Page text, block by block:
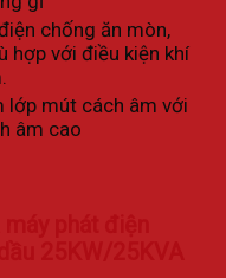
chống ăn mòn,
hợp với điều kiện khí
lớp mút cách âm với
âm cao